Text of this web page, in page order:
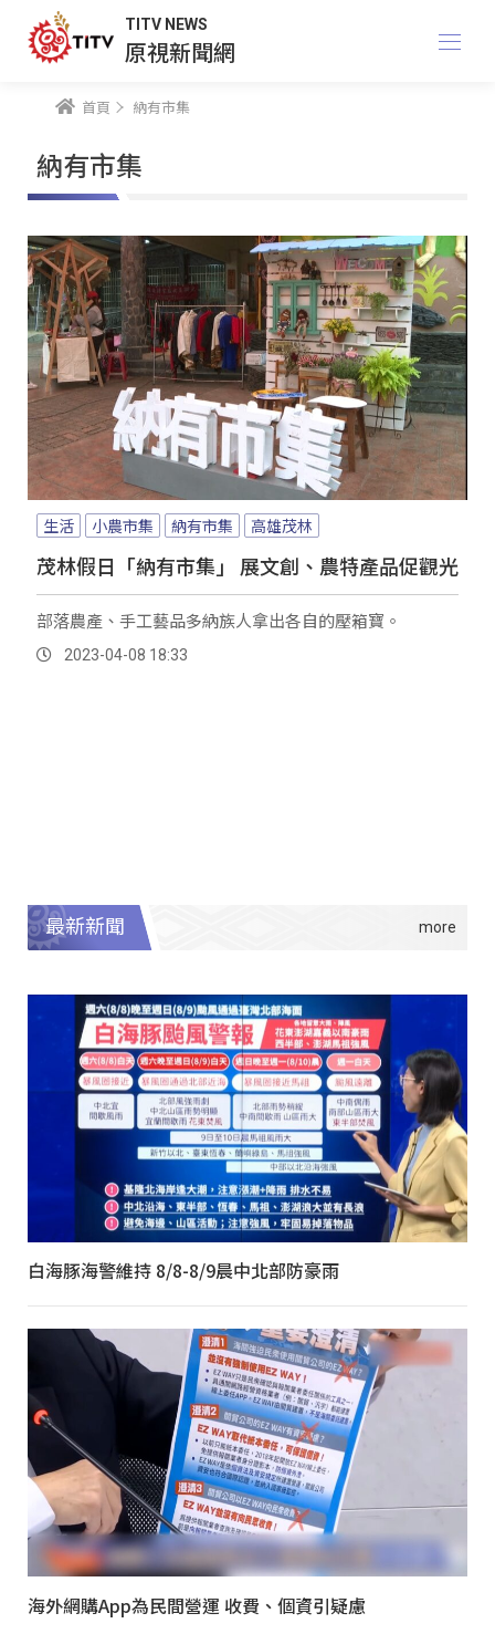
TITV NEWS
原視新聞網
首頁 納有市集
納有市集
生活 小農市集 納有市集 高雄茂林
茂林假日「納有市集」 展文創、農特產品促觀光
部落農產、手工藝品多納族人拿出各自的壓箱寶。
2023-04-08 18:33
最新新聞
白海豚海警維持 8/8-8/9晨中北部防豪雨
海外網購App為民間營運 收費、個資引疑慮